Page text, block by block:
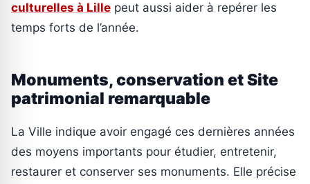
culturelles à Lille peut aussi aider à repérer les
temps forts de l’année.
Monuments, conservation et Site
patrimonial remarquable
La Ville indique avoir engagé ces dernières années
des moyens importants pour étudier, entretenir,
restaurer et conserver ses monuments. Elle précise